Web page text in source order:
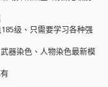
级、只需要学习各种强
器染色、人物染色最新模